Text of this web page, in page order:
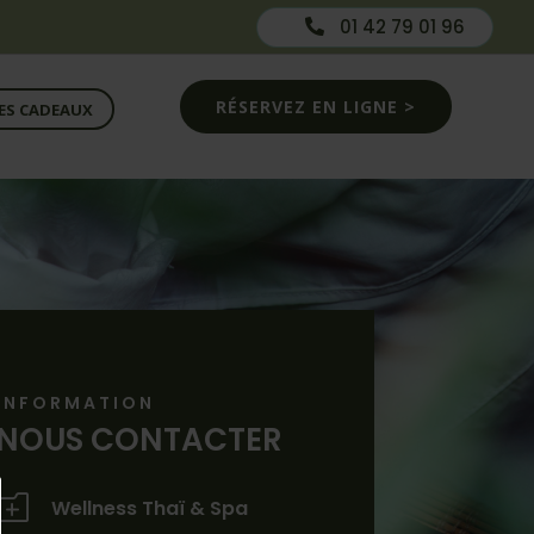
 01 42 79 01 96
CADEAUX RÉSERVEZ EN LIGNE >
CONTACTER
Wellness Thaï & Spa